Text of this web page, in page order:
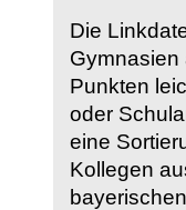
Die
Gymnasien
Punkten
oder
eine
Kollegen